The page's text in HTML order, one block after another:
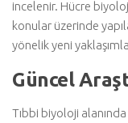
incelenir. Hücre
konular üzerinde
yönelik yeni
Güncel
Tıbbi biyoloji